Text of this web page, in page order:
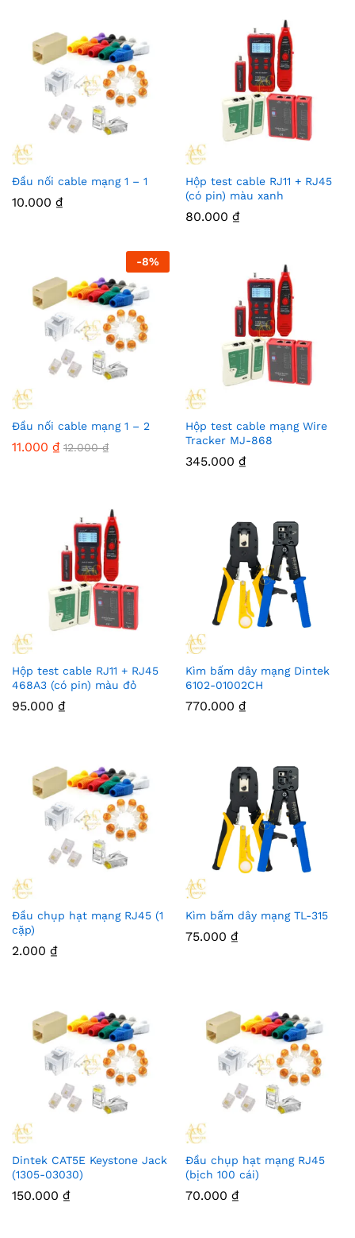
Đầu nối cable mạng 1 – 1
10.000 ₫
Hộp test cable RJ11 + RJ45
(có pin) màu xanh
80.000 ₫
-8%
Đầu nối cable mạng 1 – 2
11.000 ₫ 12.000₫
Hộp test cable mạng Wire
Tracker MJ-868
345.000 ₫
Hộp test cable RJ11 + RJ45
468A3 (có pin) màu đỏ
95.000 ₫
Kìm bấm dây mạng Dintek
6102-01002CH
770.000 ₫
Đầu chụp hạt mạng RJ45 (1
cặp)
2.000 ₫
Kìm bấm dây mạng TL-315
75.000 ₫
Dintek CAT5E Keystone Jack
(1305-03030)
150.000 ₫
Đầu chụp hạt mạng RJ45
(bịch 100 cái)
70.000 ₫